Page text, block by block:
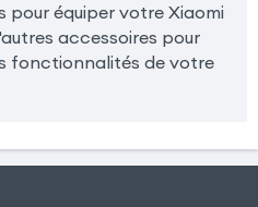
équiper votre Xiaomi
accessoires pour
fonctionnalités de votre